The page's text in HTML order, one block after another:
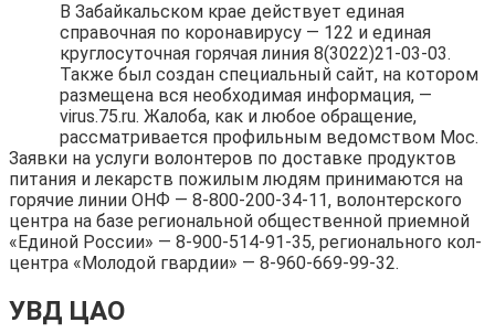
В Забайкальском крае действует единая
справочная по коронавирусу — 122 и единая
круглосуточная горячая линия 8(3022)21-03-03.
Также был создан специальный сайт, на котором
размещена вся необходимая информация, —
virus.75.ru. Жалоба, как и любое обращение,
рассматривается профильным ведомством Мос.
Заявки на услуги волонтеров по доставке продуктов
питания и лекарств пожилым людям принимаются на
горячие линии ОНФ — 8-800-200-34-11, волонтерского
центра на базе региональной общественной приемной
«Единой России» — 8-900-514-91-35, регионального кол-
центра «Молодой гвардии» — 8-960-669-99-32.
УВД ЦАО